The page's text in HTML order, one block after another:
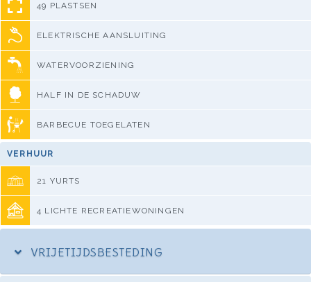
49 PLASTSEN
ELEKTRISCHE AANSLUITING
WATERVOORZIENING
HALF IN DE SCHADUW
BARBECUE TOEGELATEN
VERHUUR
21 YURTS
4 LICHTE RECREATIEWONINGEN
VRIJETIJDSBESTEDING